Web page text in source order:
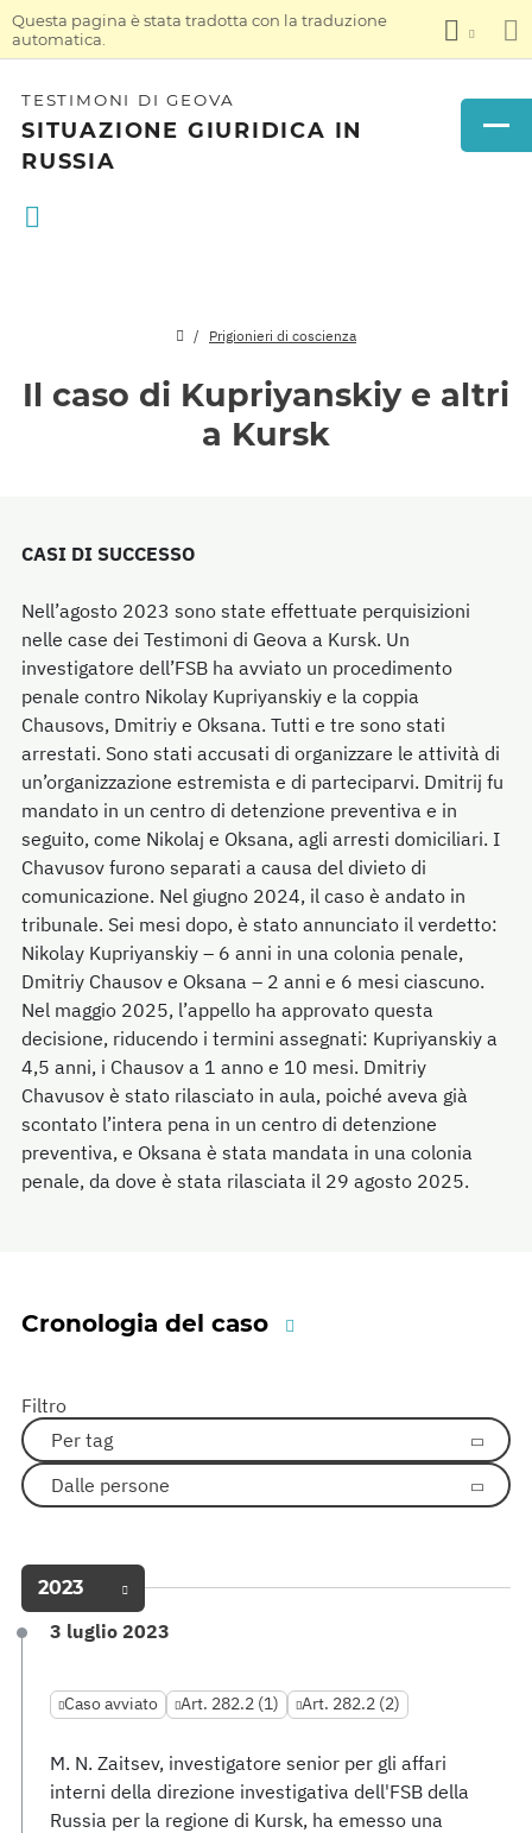
Questa pagina è stata tradotta con la traduzione
automatica.
TESTIMONI DI GEOVA
SITUAZIONE GIURIDICA IN
RUSSIA
Prigionieri di coscienza
Il caso di Kupriyanskiy e altri
a Kursk
CASI DI SUCCESSO
Nell’agosto 2023 sono state effettuate perquisizioni
nelle case dei Testimoni di Geova a Kursk. Un
investigatore dell’FSB ha avviato un procedimento
penale contro Nikolay Kupriyanskiy e la coppia
Chausovs, Dmitriy e Oksana. Tutti e tre sono stati
arrestati. Sono stati accusati di organizzare le attività di
un’organizzazione estremista e di parteciparvi. Dmitrij fu
mandato in un centro di detenzione preventiva e in
seguito, come Nikolaj e Oksana, agli arresti domiciliari. I
Chavusov furono separati a causa del divieto di
comunicazione. Nel giugno 2024, il caso è andato in
tribunale. Sei mesi dopo, è stato annunciato il verdetto:
Nikolay Kupriyanskiy – 6 anni in una colonia penale,
Dmitriy Chausov e Oksana – 2 anni e 6 mesi ciascuno.
Nel maggio 2025, l’appello ha approvato questa
decisione, riducendo i termini assegnati: Kupriyanskiy a
4,5 anni, i Chausov a 1 anno e 10 mesi. Dmitriy
Chavusov è stato rilasciato in aula, poiché aveva già
scontato l’intera pena in un centro di detenzione
preventiva, e Oksana è stata mandata in una colonia
penale, da dove è stata rilasciata il 29 agosto 2025.
Cronologia del caso
Filtro
Per tag
Dalle persone
2023
3 luglio 2023
Caso avviato Art. 282.2 (1) Art. 282.2 (2)
M. N. Zaitsev, investigatore senior per gli affari
interni della direzione investigativa dell'FSB della
Russia per la regione di Kursk, ha emesso una